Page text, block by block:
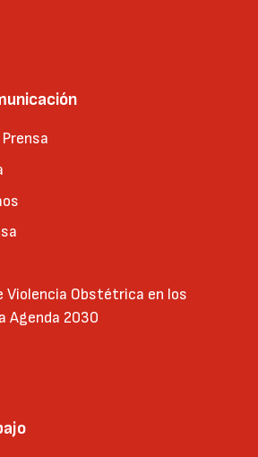
Violencia Obstétrica en los
Agenda 2030